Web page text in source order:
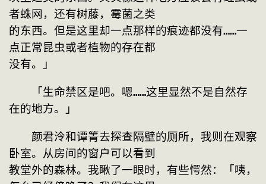
者蛛网，还有树藤，霉菌之类
的东西。但是这里却一点那样的痕迹都没有……一
点正常昆虫或者植物的存在都
没有。」
「生命禁区是吧。嗯……这里显然不是自然存
在的地方。」
颜君泠和谭箐去探查隔壁的厕所，我则在观察
卧室。从房间的窗户可以看到
教堂外的森林。我瞅了一眼时，有些愕然：「咦，